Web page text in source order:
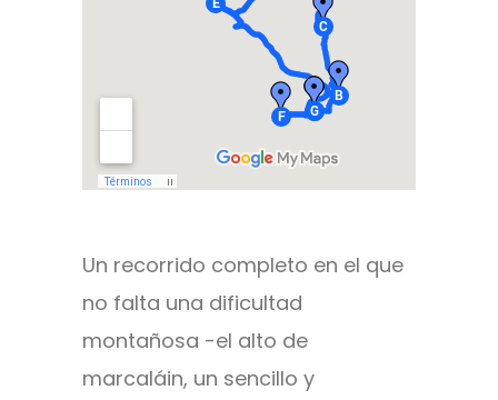
Un recorrido completo en el que
no falta una dificultad
montañosa -el alto de
marcaláin, un sencillo y